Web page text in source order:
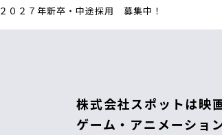
２０２７年新卒・中途採用 募集中！
株式会社スポットは映
ゲーム・アニメーショ